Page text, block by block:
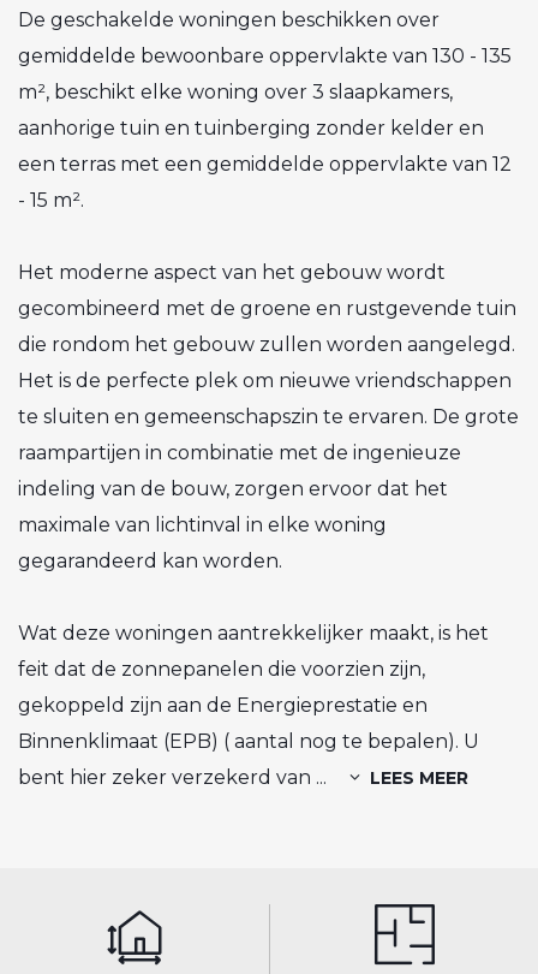
De geschakelde woningen beschikken over
gemiddelde bewoonbare oppervlakte van 130 - 135
m², beschikt elke woning over 3 slaapkamers,
aanhorige tuin en tuinberging zonder kelder en
een terras met een gemiddelde oppervlakte van 12
- 15 m².
Het moderne aspect van het gebouw wordt
gecombineerd met de groene en rustgevende tuin
die rondom het gebouw zullen worden aangelegd.
Het is de perfecte plek om nieuwe vriendschappen
te sluiten en gemeenschapszin te ervaren. De grote
raampartijen in combinatie met de ingenieuze
indeling van de bouw, zorgen ervoor dat het
maximale van lichtinval in elke woning
gegarandeerd kan worden.
Wat deze woningen aantrekkelijker maakt, is het
feit dat de zonnepanelen die voorzien zijn,
gekoppeld zijn aan de Energieprestatie en
Binnenklimaat (EPB) ( aantal nog te bepalen). U
bent hier zeker verzekerd van ... LEES MEER